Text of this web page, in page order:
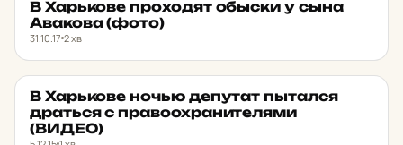
НОВИНИ ХАРКОВА ★ ОБРАНЕ
В Харь­ко­ве про­хо­дят обыски у сына
Ава­ко­ва (фото)
31.10.17 2 хв
НОВИНИ ХАРКОВА ★ ОБРАНЕ
В Харь­ко­ве ночью де­пу­тат пытал­ся
драть­ся с пра­во­ох­ра­ни­те­ля­ми
(ВИДЕО)